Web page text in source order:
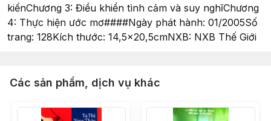
kiếnChương 3: Điều khiển tình cảm và suy nghĩChương
4: Thực hiện ước mơ####Ngày phát hành: 01/2005Số
trang: 128Kích thước: 14,5x20,5cmNXB: NXB Thế Giới
Các sản phẩm, dịch vụ khác